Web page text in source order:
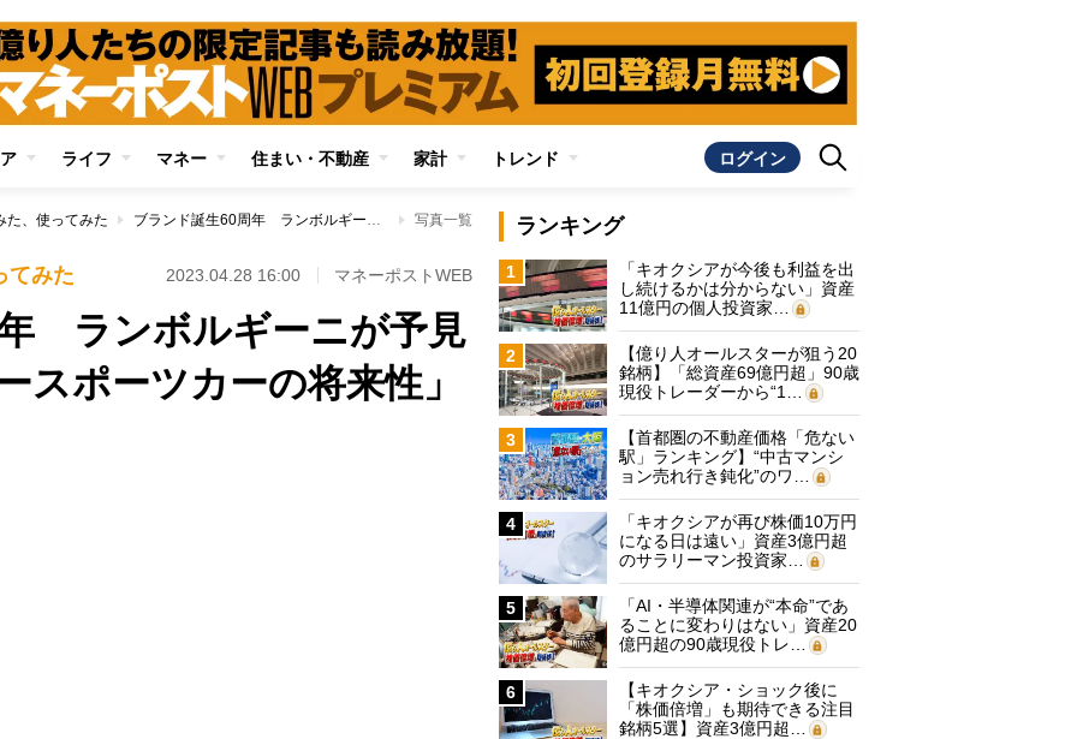
ライフ マネー 住まい・不動産 家計 トレンド ログイン
た、使ってみた ブランド誕生60周年 ランボルギーニが予見していた「スーパースポーツカーの将来性」と新たな戦略 写真一覧
てみた 2023.04.28 16:00 マネーポストWEB
ランボルギーニが予見
スポーツカーの将来性」
ランキング
1
「キオクシアが今後も利益を出
し続けるかは分からない」資産
11億円の個人投資家…
2
【億り人オールスターが狙う20
銘柄】「総資産69億円超」90歳
現役トレーダーから“1…
3
【首都圏の不動産価格「危ない
駅」ランキング】“中古マンシ
ョン売れ行き鈍化”のワ…
4
「キオクシアが再び株価10万円
になる日は遠い」資産3億円超
のサラリーマン投資家…
5
「AI・半導体関連が“本命”であ
ることに変わりはない」資産20
億円超の90歳現役トレ…
6
【キオクシア・ショック後に
「株価倍増」も期待できる注目
銘柄5選】資産3億円超…